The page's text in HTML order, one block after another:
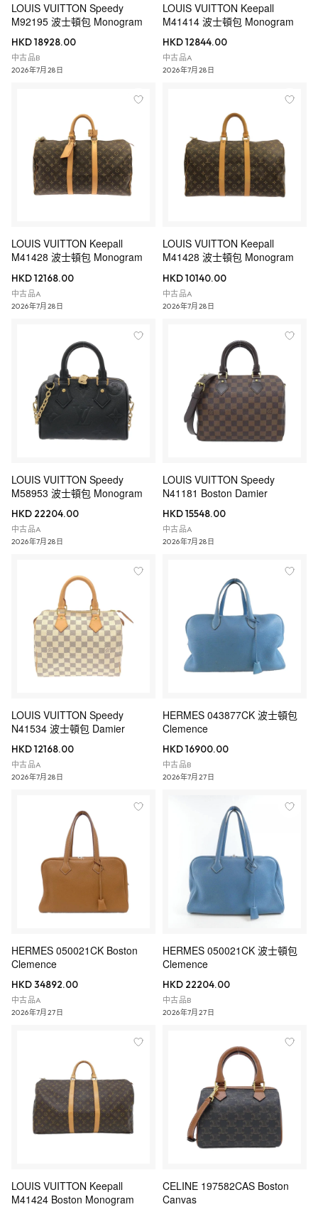
LOUIS VUITTON Speedy
M92195 波士頓包 Monogram
HKD 18928.00
中古品B
2026年7月28日
LOUIS VUITTON Keepall
M41414 波士頓包 Monogram
HKD 12844.00
中古品A
2026年7月28日
LOUIS VUITTON Keepall
M41428 波士頓包 Monogram
HKD 12168.00
中古品A
2026年7月28日
LOUIS VUITTON Keepall
M41428 波士頓包 Monogram
HKD 10140.00
中古品A
2026年7月28日
LOUIS VUITTON Speedy
M58953 波士頓包 Monogram
HKD 22204.00
中古品A
2026年7月28日
LOUIS VUITTON Speedy
N41181 Boston Damier
HKD 15548.00
中古品A
2026年7月28日
LOUIS VUITTON Speedy
N41534 波士頓包 Damier
HKD 12168.00
中古品A
2026年7月28日
HERMES 043877CK 波士頓包
Clemence
HKD 16900.00
中古品B
2026年7月27日
HERMES 050021CK Boston
Clemence
HKD 34892.00
中古品A
2026年7月27日
HERMES 050021CK 波士頓包
Clemence
HKD 22204.00
中古品B
2026年7月27日
LOUIS VUITTON Keepall
M41424 Boston Monogram
CELINE 197582CAS Boston
Canvas